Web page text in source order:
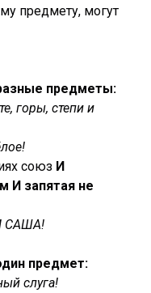
предмету, могут
предметы:
горы, степи и
союз И
И запятая не
САША!
предмет:
слуга!